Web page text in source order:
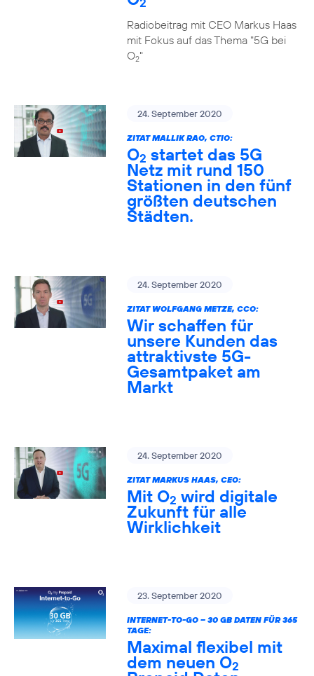
Radiobeitrag mit CEO Markus Haas
mit Fokus auf das Thema "5G bei
O2"
24. September 2020
ZITAT MALLIK RAO, CTIO:
O2 startet das 5G
Netz mit rund 150
Stationen in den fünf
größten deutschen
Städten.
24. September 2020
ZITAT WOLFGANG METZE, CCO:
Wir schaffen für
unsere Kunden das
attraktivste 5G-
Gesamtpaket am
Markt
24. September 2020
ZITAT MARKUS HAAS, CEO:
Mit O2 wird digitale
Zukunft für alle
Wirklichkeit
23. September 2020
INTERNET-TO-GO – 30 GB DATEN FÜR 365
TAGE:
Maximal flexibel mit
dem neuen O2